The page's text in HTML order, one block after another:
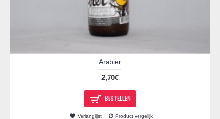
Arabier
2,70€
BESTELLEN
Verlanglijst Product vergelijk